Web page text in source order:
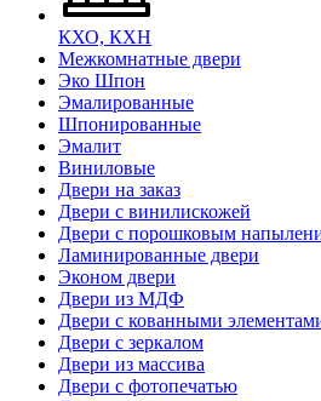
КХО, КХН
Межкомнатные двери
Эко Шпон
Эмалированные
Шпонированные
Эмалит
Виниловые
Двери на заказ
Двери с винилискожей
Двери с порошковым
Ламинированные двери
Эконом двери
Двери из МДФ
Двери с кованными
Двери с зеркалом
Двери из массива
Двери с фотопечатью